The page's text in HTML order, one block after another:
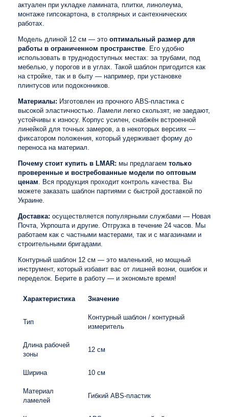
актуален при укладке ламината, плитки, линолеума,
монтаже гипсокартона, в столярных и сантехнических
работах.
Модель длиной 12 см — это оптимальный размер для
работы в ограниченном пространстве. Его удобно
использовать в труднодоступных местах: за трубами, под
мебелью, у порогов и в углах. Такой шаблон пригодится как
на стройке, так и в быту — например, при установке
плинтусов или подоконников.
Материалы: Изготовлен из прочного ABS-пластика с
высокой эластичностью. Ламели легко скользят, не заедают,
устойчивы к износу. Корпус усилен, снабжён встроенной
линейкой для точных замеров, а в некоторых версиях —
фиксатором положения, который удерживает форму до
переноса на материал.
Почему стоит купить в LMAR: мы предлагаем только
проверенные и востребованные модели по оптовым
ценам. Вся продукция проходит контроль качества. Вы
можете заказать шаблон партиями с быстрой доставкой по
Украине.
Доставка: осуществляется популярными службами — Новая
Почта, Укрпошта и другие. Отгрузка в течение 24 часов. Мы
работаем как с частными мастерами, так и с магазинами и
строительными бригадами.
Контурный шаблон 12 см — это маленький, но мощный
инструмент, который избавит вас от лишней возни, ошибок и
переделок. Берите в работу — и экономьте время!
Характеристика Значение
Тип
Контурный шаблон / контурный
измеритель
Длина рабочей
зоны
12 см
Ширина 10 см
Материал
ламелей
Гибкий ABS-пластик